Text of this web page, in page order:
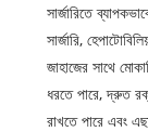
সার্জারিতে
সার্জারি,
জাহাজের সাথে
ধরতে পারে, দ্রুত
রাখতে পারে এবং